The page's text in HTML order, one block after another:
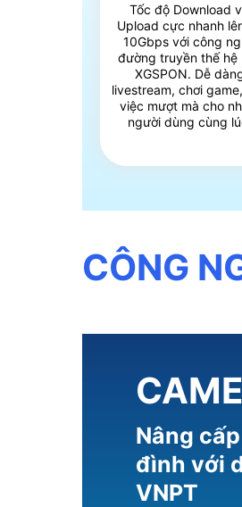
Tốc độ Download
Upload cực nhanh
10Gbps với công
đường truyền thế hệ
XGSPON. Dễ
livestream, chơi
việc mượt mà cho
người dùng cùng
CÔNG
Nâng
đình với
VNPT